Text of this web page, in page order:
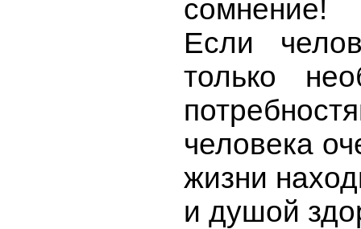
сомнение!
Если
только
человека
жизни
и душой